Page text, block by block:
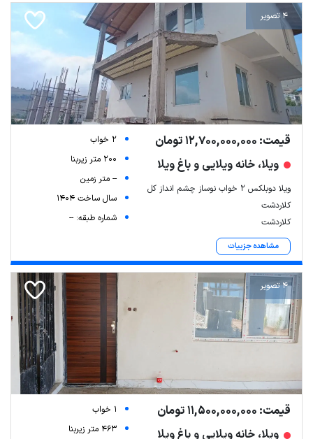
4 تصویر
قیمت: 12,700,000,000 تومان
ویلا، خانه ویلایی و باغ ویلا
ویلا دوبلکس 2 خواب نوساز چشم انداز کل
کلاردشت
کلاردشت
مشاهده جزییات
2 خواب
200 متر زیربنا
-- متر زمین
سال ساخت 1404
شماره طبقه: --
4 تصویر
قیمت: 11,500,000,000 تومان
ویلا، خانه ویلایی و باغ ویلا
1 خواب
463 متر زیربنا